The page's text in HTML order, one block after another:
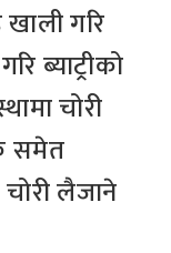
गरि
ब्याट्रीको
चोरी
समेत
लैजाने